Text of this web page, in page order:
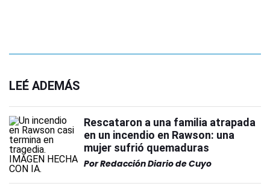
LEÉ ADEMÁS
Rescataron a una familia atrapada
en un incendio en Rawson: una
mujer sufrió quemaduras
PorRedacción Diario de Cuyo